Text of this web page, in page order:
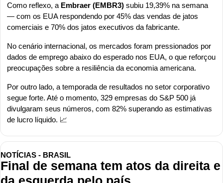
Como reflexo, a Embraer (EMBR3) subiu 19,39% na semana
— com os EUA respondendo por 45% das vendas de jatos
comerciais e 70% dos jatos executivos da fabricante.
No cenário internacional, os mercados foram pressionados por
dados de emprego abaixo do esperado nos EUA, o que reforçou
preocupações sobre a resiliência da economia americana.
Por outro lado, a temporada de resultados no setor corporativo
segue forte. Até o momento, 329 empresas do S&P 500 já
divulgaram seus números, com 82% superando as estimativas
de lucro líquido. 📈
NOTÍCIAS - BRASIL
Final de semana tem atos da direita e